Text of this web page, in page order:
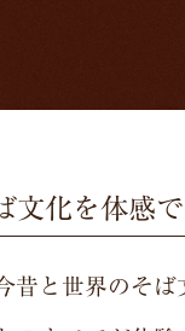
文化を体感
昔と世界のそ